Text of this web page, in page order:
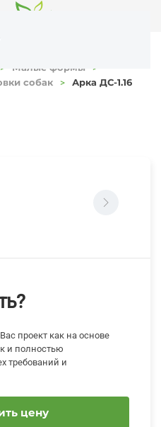
Малые формы
собак
Арка ДС-1.16
проект как на основе
и полностью
требований и
цену